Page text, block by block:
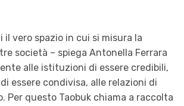
il vero spazio in cui si misura la
società – spiega Antonella Ferrara
alle istituzioni di essere credibili,
essere condivisa, alle relazioni di
Per questo Taobuk chiama a raccolta